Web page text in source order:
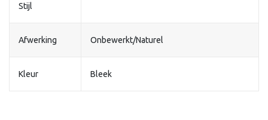
Stijl
Afwerking Onbewerkt/Naturel
Kleur Bleek